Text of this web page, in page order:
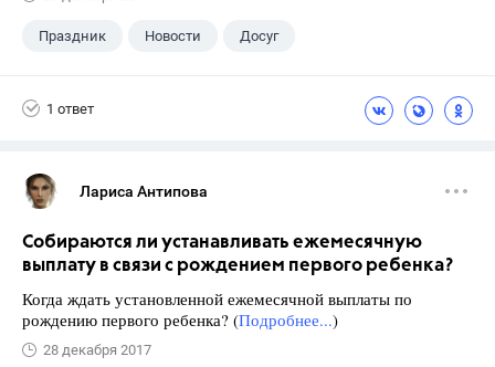
Праздник Новости Досуг
1 ответ
Лариса Антипова
Собираются ли устанавливать ежемесячную
выплату в связи с рождением первого ребенка?
Когда ждать установленной ежемесячной выплаты по
рождению первого ребенка? (Подробнее...)
28 декабря 2017